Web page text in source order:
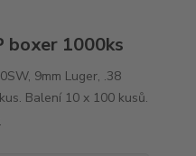
boxer 1000ks
9mm Luger, .38
Balení 10 x 100 kusů.